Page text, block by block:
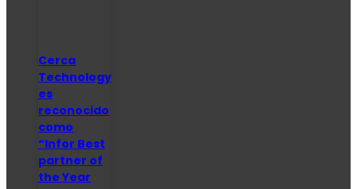
Cerca
Technology
es
reconocido
como
“Infor Best
partner of
the Year